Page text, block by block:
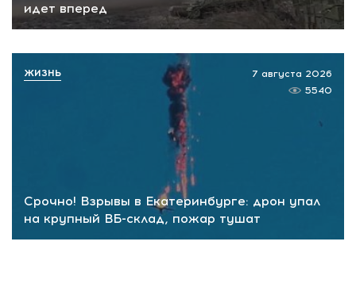
идет вперед
Срочно! Взрывы в Екатеринбурге: дрон упал
на крупный ВБ-склад, пожар тушат
7 августа 2026
5540
ЖИЗНЬ